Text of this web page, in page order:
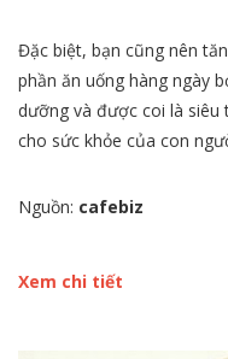
Đặc biệt, bạn cũng nên
phần ăn uống hàng ngày
dưỡng và được coi là siêu
cho sức khỏe của con
Nguồn: cafebiz
Xem chi tiết